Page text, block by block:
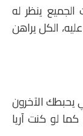
ينظر له
الكل يراهن
يحبطك الآخرون
لو كنت آريا